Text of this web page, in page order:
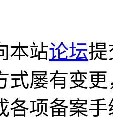
本站论坛提
式屡有变
各项备案